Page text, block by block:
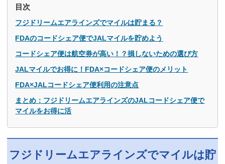
目次
フジドリームエアラインズでマイルは貯まる？
FDAのコードシェア便でJALマイルを貯めよう
コードシェア便は航空券が高い！？損しないための選び方
JALマイルでお得に！FDA×コードシェア便のメリット
FDA×JALコードシェア便利用の注意点
まとめ：フジドリームエアラインズのJALコードシェア便で
マイルをお得に活
フジドリームエアラインズでマイルは貯